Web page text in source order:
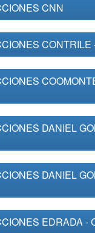
CNN
CONTRILE
DANIEL
DANIEL
EDRADA -